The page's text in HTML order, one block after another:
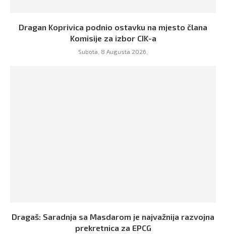
Dragan Koprivica podnio ostavku na mjesto člana
Komisije za izbor CIK-a
Subota, 8 Augusta 2026,
Dragaš: Saradnja sa Masdarom je najvažnija razvojna
prekretnica za EPCG